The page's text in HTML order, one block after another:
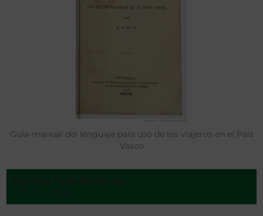
Guía-manual del lenguaje para uso de los viajeros en el País
Vasco